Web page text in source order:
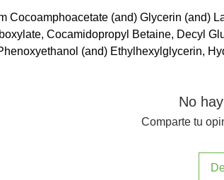
Cocoamphoacetate (and) Glycerin (and)
Cocamidopropyl Betaine, Decyl
(and) Ethylhexylglycerin,
No
Comparte tu